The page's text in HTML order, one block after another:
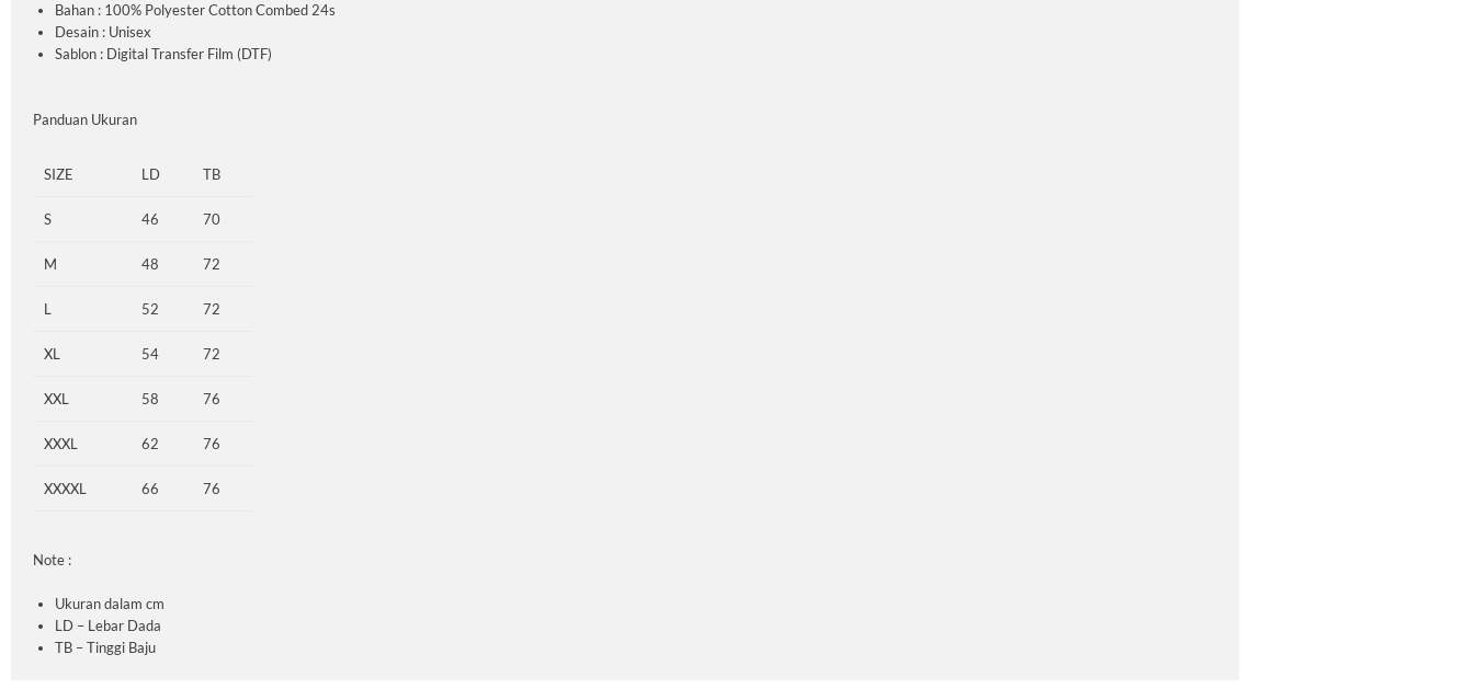
Bahan : 100% Polyester Cotton Combed 24s
Desain : Unisex
Sablon : Digital Transfer Film (DTF)
Panduan Ukuran
SIZE LD TB
S 46 70
M 48 72
L 52 72
XL 54 72
XXL 58 76
XXXL 62 76
XXXXL 66 76
Note :
Ukuran dalam cm
LD – Lebar Dada
TB – Tinggi Baju